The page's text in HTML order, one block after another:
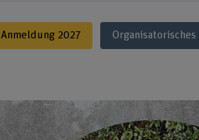
Anmeldung 2027 Organisatorisches